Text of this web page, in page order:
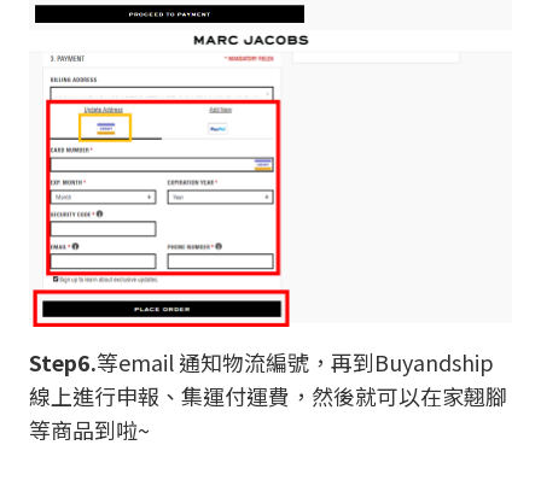
Step6.等email 通知物流編號，再到Buyandship
線上進行申報、集運付運費，然後就可以在家翹腳
等商品到啦~